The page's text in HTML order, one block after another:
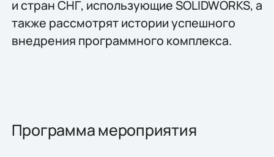
и стран СНГ, использующие SOLIDWORKS, а
также рассмотрят истории успешного
внедрения программного комплекса.
Программа мероприятия